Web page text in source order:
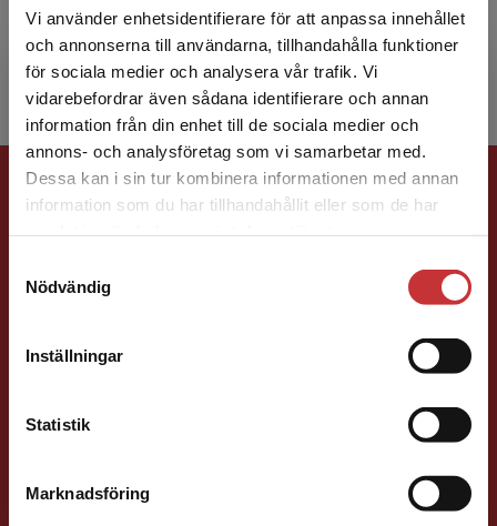
Vi använder enhetsidentifierare för att anpassa innehållet
och annonserna till användarna, tillhandahålla funktioner
för sociala medier och analysera vår trafik. Vi
vidarebefordrar även sådana identifierare och annan
information från din enhet till de sociala medier och
annons- och analysföretag som vi samarbetar med.
Dessa kan i sin tur kombinera informationen med annan
information som du har tillhandahållit eller som de har
Nödvändig
Inställningar
Statistik
Marknadsföring
Begränsad fraktregion
Det verkar som att du besöker
studentlitteratur.se via en enhet utanför Sverige.
Vi erbjuder inte leveranser utanför Sverige. För
att kunna slutföra ett köp måste
institutionen vid Stockholms universitet och
knuten till Stockholm...
Förlagskontakt
Samhällsvetenskap och humaniora, Språk